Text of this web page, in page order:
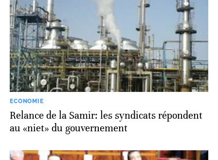
ECONOMIE
Relance de la Samir: les syndicats répondent
au «niet» du gouvernement